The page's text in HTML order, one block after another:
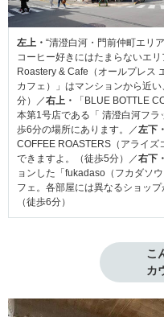
左上・ “清澄白河・門前仲町エリ
コーヒー好きにはたまらないエ
Roastery & Cafe（オールプレス
カフェ）」はマンションから近
分）／右上・
「BLUE BOTTLE
本第1号店である「 清澄白河フ
歩6分の場所にあります。／左下・
COFFEE ROASTERS（アライズ
できますよ。（徒歩5分）／右下・
ョンした「fukadaso（フカダソ
フェ。各部屋には異なるショッ
（徒歩6分）
こ
カ